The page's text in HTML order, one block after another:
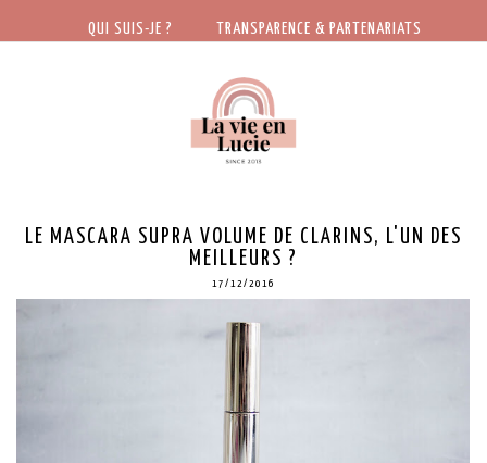
LE MASCARA SUPRA VOLUME DE CLARINS, L'UN DES
MEILLEURS ?
17/12/2016
QUI SUIS-JE ? TRANSPARENCE & PARTENARIATS